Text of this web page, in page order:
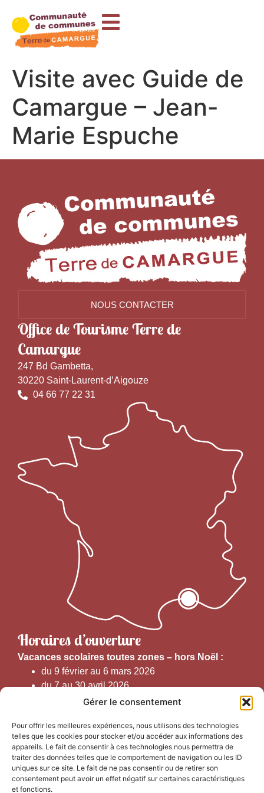
Gérer le consentement
Pour offrir les meilleures expériences, nous utilisons des technologies
telles que les cookies pour stocker et/ou accéder aux informations des
appareils. Le fait de consentir à ces technologies nous permettra de
traiter des données telles que le comportement de navigation ou les ID
uniques sur ce site. Le fait de ne pas consentir ou de retirer son
consentement peut avoir un effet négatif sur certaines caractéristiques
et fonctions.
principal
Visite avec Guide de
Camargue – Jean-
Marie Espuche
NOUS CONTACTER
Office de Tourisme Terre de
Camargue
247 Bd Gambetta,
30220 Saint-Laurent-d’Aigouze
04 66 77 22 31
Horaires d’ouverture
Vacances scolaires toutes zones – hors Noël :
du 9 février au 6 mars 2026
du 7 au 30 avril 2026
du 1er juin au 30 septembre 2026
Horaires d’ouverture au public :
Du 1er septembre au 30 juin 2026 (hors juillet et août)
du lundi au vendredi de 9h50 à 12h30 et de